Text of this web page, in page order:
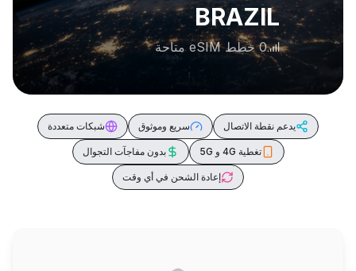
BRAZIL
0 خطط eSIM متاحة
يدعم نقطة الاتصال سريع وموثوق شبكات متعددة
تغطية 4G و 5G بدون مفاجآت التجوال
إعادة الشحن في أي وقت